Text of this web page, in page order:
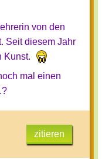
von den
Seit diesem Jahr
Kunst.
mal einen
zitieren